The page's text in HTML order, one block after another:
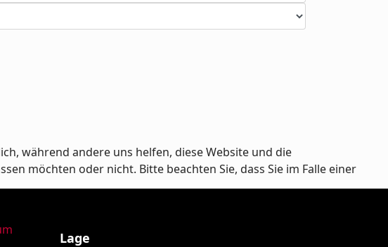
Lage
während andere uns helfen, diese Website und die
möchten oder nicht. Bitte beachten Sie, dass Sie im Falle einer